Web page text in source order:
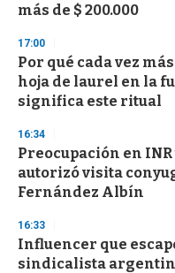
más de $ 200.000
17:00
Por qué cada vez
hoja de laurel en la
significa este ritual
16:34
Preocupación en
autorizó visita
Fernández Albín
16:33
Influencer que
sindicalista